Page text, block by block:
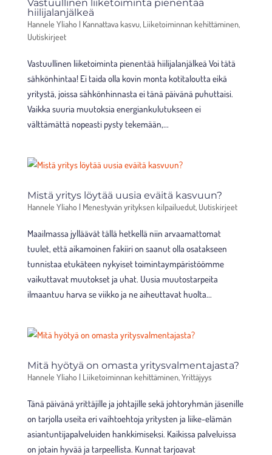
Vastuullinen liiketoiminta pienentää
hiilijalanjälkeä
Hannele Yliaho | Kannattava kasvu, Liiketoiminnan kehittäminen,
Uutiskirjeet
Vastuullinen liiketoiminta pienentää hiilijalanjälkeä Voi tätä
sähkönhintaa! Ei taida olla kovin monta kotitaloutta eikä
yritystä, joissa sähkönhinnasta ei tänä päivänä puhuttaisi.
Vaikka suuria muutoksia energiankulutukseen ei
välttämättä nopeasti pysty tekemään,...
Mistä yritys löytää uusia eväitä kasvuun?
Hannele Yliaho | Menestyvän yrityksen kilpailuedut, Uutiskirjeet
Maailmassa jylläävät tällä hetkellä niin arvaamattomat
tuulet, että aikamoinen fakiiri on saanut olla osatakseen
tunnistaa etukäteen nykyiset toimintaympäristöömme
vaikuttavat muutokset ja uhat. Uusia muutostarpeita
ilmaantuu harva se viikko ja ne aiheuttavat huolta...
Mitä hyötyä on omasta yritysvalmentajasta?
Hannele Yliaho | Liiketoiminnan kehittäminen,Yrittäjyys
Tänä päivänä yrittäjille ja johtajille sekä johtoryhmän jäsenille
on tarjolla useita eri vaihtoehtoja yritysten ja liike-elämän
asiantuntijapalveluiden hankkimiseksi. Kaikissa palveluissa
on jotain hyvää ja tarpeellista. Kunnat tarjoavat